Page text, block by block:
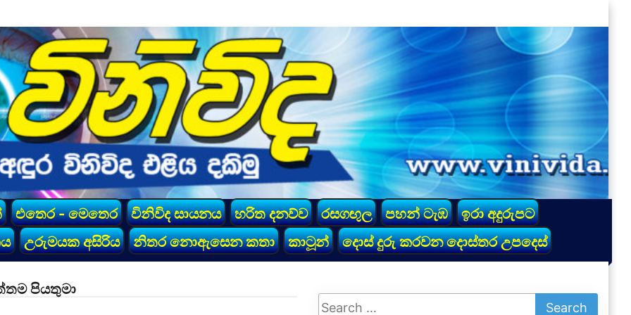
එතෙර - මෙතෙර විනිවිද සායනය හරිත දනව්ව රසගඟුල පහන් ටැඹ
ඉරා අදුරුපට
උරුමයක අසිරිය නිතර නොඇසෙන කතා කාටූන් දොස් දුරු කරවන දොස්තර උපදෙස්
පියතුමා